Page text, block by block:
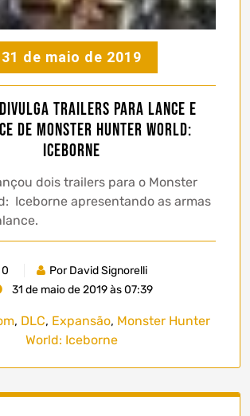
31 de maio de 2019
divulga trailers para Lance e
de Monster Hunter World:
Iceborne
dois trailers para o Monster
Iceborne apresentando as armas
0
Por David Signorelli
31 de maio de 2019 às 07:39
, DLC, Expansão, Monster Hunter
World: Iceborne